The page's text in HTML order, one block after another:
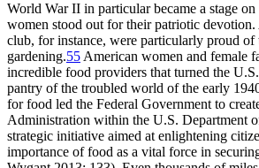
World War II in particular became a stage
women stood out for their patriotic
club, for instance, were particularly proud
gardening.55 American women and female
incredible food providers that turned the
pantry of the troubled world of the early
for food led the Federal Government to
Administration within the U.S. Department
strategic initiative aimed at enlightening
importance of food as a vital force in